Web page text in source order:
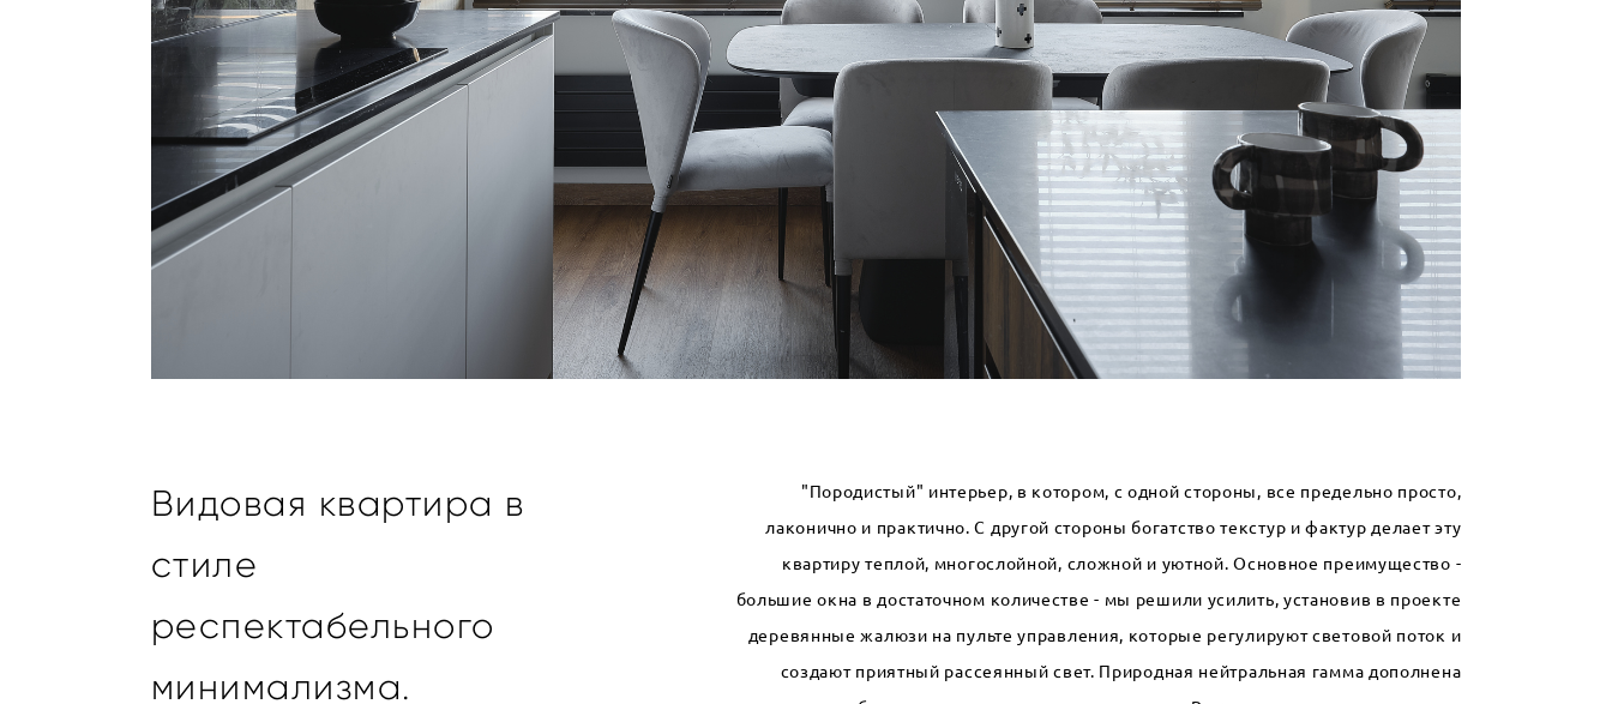
Видовая квартира в
стиле
респектабельного
минимализма.
"Породистый" интерьер, в котором, с одной стороны, все предельно просто,
лаконично и практично. С другой стороны богатство текстур и фактур делает эту
квартиру теплой, многослойной, сложной и уютной. Основное преимущество -
большие окна в достаточном количестве - мы решили усилить, установив в проекте
деревянные жалюзи на пульте управления, которые регулируют световой поток и
создают приятный рассеянный свет. Природная нейтральная гамма дополнена